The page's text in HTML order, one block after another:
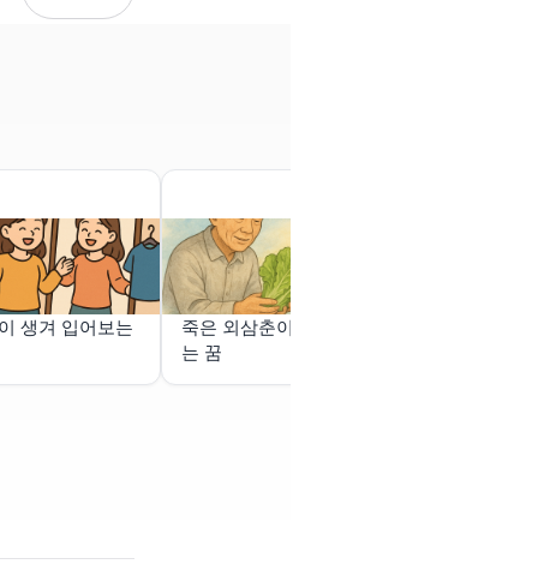
생겨 입어보는
죽은 외삼춘이 상추를 주
는 꿈